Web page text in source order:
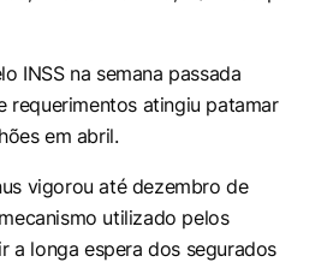
INSS na semana passada
requerimentos atingiu patamar
em abril.
vigorou até dezembro de
utilizado pelos
a longa espera dos segurados